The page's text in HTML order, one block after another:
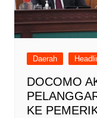
Daerah
DOCOMO
KE